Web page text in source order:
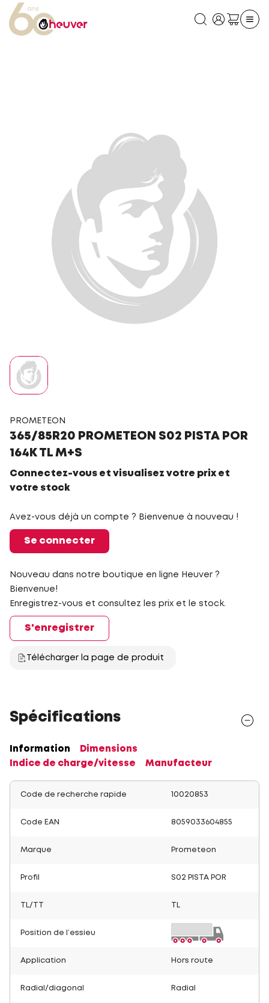
PROMETEON
365/85R20 PROMETEON S02 PISTA POR
164K TL M+S
Connectez-vous et visualisez votre prix et
votre stock
Avez-vous déjà un compte ? Bienvenue à nouveau !
Se connecter
Nouveau dans notre boutique en ligne Heuver ?
Bienvenue!
Enregistrez-vous et consultez les prix et le stock.
S'enregistrer
Télécharger la page de produit
Spécifications
Information
Dimensions
Indice de charge/vitesse
Manufacteur
Code de recherche rapide 10020853
Code EAN 8059033604855
Marque Prometeon
Profil S02 PISTA POR
TL/TT
Position de l’essieu
Application Hors route
Radial/diagonal Radial